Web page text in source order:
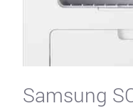
Samsung